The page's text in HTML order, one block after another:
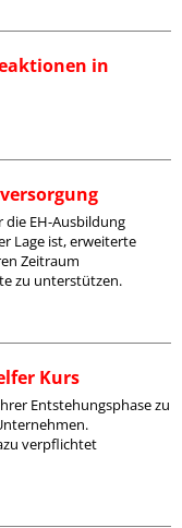
in
die EH-Ausbildung
Lage ist, erweiterte
Zeitraum
zu unterstützen.
Kurs
Entstehungsphase zu
verpflichtet